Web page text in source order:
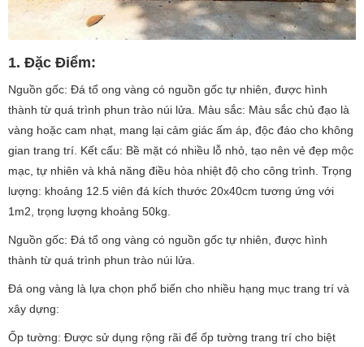
1. Đặc Điểm:
Nguồn gốc: Đá tổ ong vàng có nguồn gốc tự nhiên, được hình
thành từ quá trình phun trào núi lửa. Màu sắc: Màu sắc chủ đạo là
vàng hoặc cam nhạt, mang lại cảm giác ấm áp, độc đáo cho không
gian trang trí. Kết cấu: Bề mặt có nhiều lỗ nhỏ, tạo nên vẻ đẹp mộc
mạc, tự nhiên và khả năng điều hòa nhiệt độ cho công trình. Trọng
lượng: khoảng 12.5 viên đá kích thước 20x40cm tương ứng với
1m2, trọng lượng khoảng 50kg.
Nguồn gốc: Đá tổ ong vàng có nguồn gốc tự nhiên, được hình
thành từ quá trình phun trào núi lửa.
Đá ong vàng là lựa chọn phổ biến cho nhiều hạng mục trang trí và
xây dựng:
Ốp tường: Được sử dụng rộng rãi để ốp tường trang trí cho biệt